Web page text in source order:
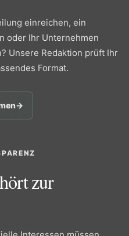
einreichen, ein
oder Ihr Unternehmen
Unsere Redaktion prüft Ihr
Format.
→
zur